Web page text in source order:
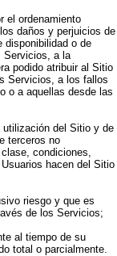
el ordenamiento
daños y perjuicios de
disponibilidad o de
Servicios, a la
podido atribuir al Sitio
Servicios, a los fallos
o a aquellas desde las
del Sitio y de
terceros no
condiciones,
hacen del Sitio
riesgo y que es
de los Servicios;
al tiempo de su
total o parcialmente.